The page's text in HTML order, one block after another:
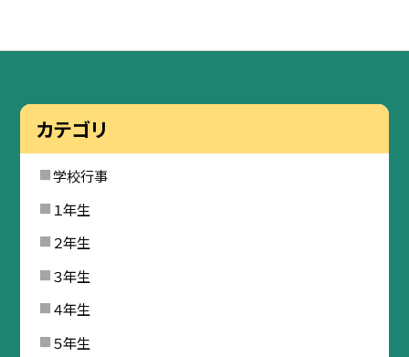
カテゴリ
学校行事
１年生
２年生
３年生
４年生
５年生